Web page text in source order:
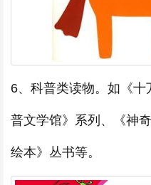
6、科普类读物。如《十
普文学馆》系列、《神
绘本》丛书等。